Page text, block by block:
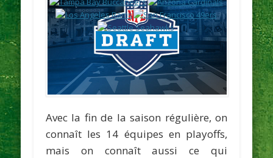
Avec la fin de la saison régulière, on
connaît les 14 équipes en playoffs,
mais on connaît aussi ce qui